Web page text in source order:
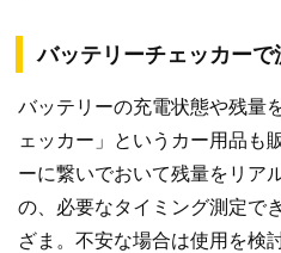
バッテリーチェッカーで
バッテリーの充電状態や残量
ェッカー」というカー用品も
ーに繋いでおいて残量をリア
の、必要なタイミング測定で
ざま。不安な場合は使用を検